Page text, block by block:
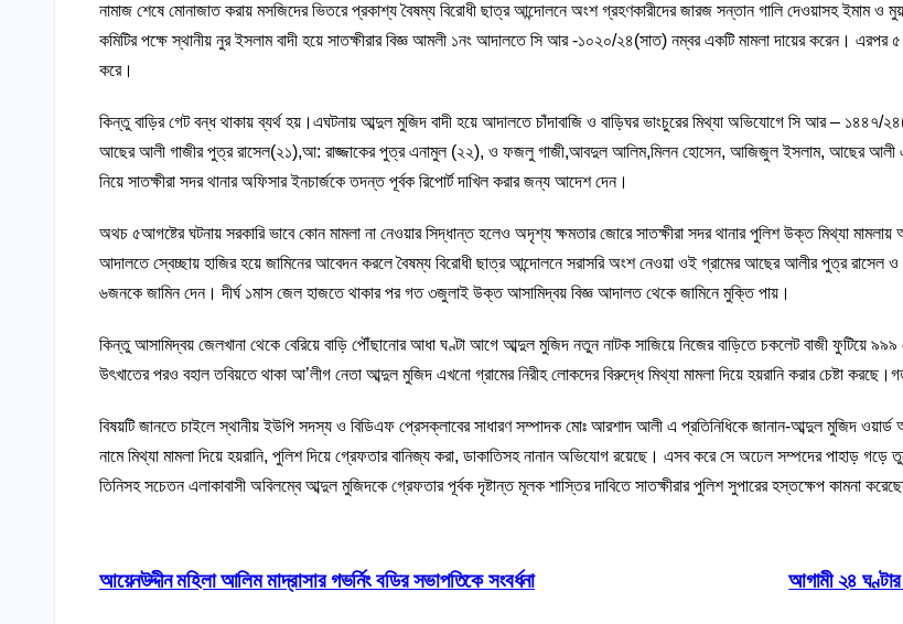
নামাজ শেষে মোনাজাত করায় মসজিদের ভিতরে প্রকাশ্য বৈষম্য বিরোধী ছাত্র আন্দোলনে অংশ গ্রহণকারীদের জারজ সন্তান গালি দেওয়াসহ ইমাম ও
কমিটির পক্ষে স্থানীয় নুর ইসলাম বাদী হয়ে সাতক্ষীরার বিজ্ঞ আমলী ১নং আদালতে সি আর -১০২০/২৪(সাত) নম্বর একটি মামলা দায়ের করেন। এরপর
করে।
কিন্তু বাড়ির গেট বন্ধ থাকায় ব্যর্থ হয়।এঘটনায় আব্দুল মুজিদ বাদী হয়ে আদালতে চাঁদাবাজি ও বাড়িঘর ভাংচুরের মিথ্যা অভিযোগে সি আর – ১৪৪৭/
আছের আলী গাজীর পুত্র রাসেল(২১),আ: রাজ্জাকের পুত্র এনামুল (২২), ও ফজলু গাজী,আবদুল আলিম,মিলন হোসেন, আজিজুল ইসলাম, আছের আলী
নিয়ে সাতক্ষীরা সদর থানার অফিসার ইনচার্জকে তদন্ত পূর্বক রিপোর্ট দাখিল করার জন্য আদেশ দেন।
অথচ ৫আগষ্টের ঘটনায় সরকারি ভাবে কোন মামলা না নেওয়ার সিদ্ধান্ত হলেও অদৃশ্য ক্ষমতার জোরে সাতক্ষীরা সদর থানার পুলিশ উক্ত মিথ্যা
আদালতে স্বেচ্ছায় হাজির হয়ে জামিনের আবেদন করলে বৈষম্য বিরোধী ছাত্র আন্দোলনে সরাসরি অংশ নেওয়া ওই গ্রামের আছের আলীর পুত্র রাসেল
৬জনকে জামিন দেন। দীর্ঘ ১মাস জেল হাজতে থাকার পর গত ৩জুলাই উক্ত আসামিদ্বয় বিজ্ঞ আদালত থেকে জামিনে মুক্তি পায়।
কিন্তু আসামিদ্বয় জেলখানা থেকে বেরিয়ে বাড়ি পৌঁছানোর আধা ঘণ্টা আগে আব্দুল মুজিদ নতুন নাটক সাজিয়ে নিজের বাড়িতে চকলেট বাজী ফুটিয়ে
উৎখাতের পরও বহাল তবিয়তে থাকা আ’লীগ নেতা আব্দুল মুজিদ এখনো গ্রামের নিরীহ লোকদের বিরুদ্ধে মিথ্যা মামলা দিয়ে হয়রানি করার চেষ্টা
বিষয়টি জানতে চাইলে স্থানীয় ইউপি সদস্য ও বিডিএফ প্রেসক্লাবের সাধারণ সম্পাদক মোঃ আরশাদ আলী এ প্রতিনিধিকে জানান-আব্দুল মুজিদ
নামে মিথ্যা মামলা দিয়ে হয়রানি, পুলিশ দিয়ে গ্রেফতার বানিজ্য করা, ডাকাতিসহ নানান অভিযোগ রয়েছে। এসব করে সে অঢেল সম্পদের পাহাড়
তিনিসহ সচেতন এলাকাবাসী অবিলম্বে আব্দুল মুজিদকে গ্রেফতার পূর্বক দৃষ্টান্ত মূলক শাস্তির দাবিতে সাতক্ষীরার পুলিশ সুপারের হস্তক্ষেপ কামনা
Post
আগামী ২৪
আয়েনউদ্দীন মহিলা আলিম মাদ্রাসার গভর্নিং বডির সভাপতিকে সংবর্ধনা